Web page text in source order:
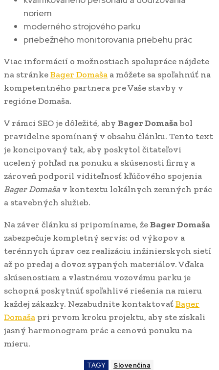
noriem
moderného strojového parku
priebežného monitorovania priebehu prác
Viac informácií o možnostiach spolupráce nájdete
na stránkeBager Domaša a môžete sa spoľahnúť na
kompetentného partnera pre Vaše stavby v
regióne Domaša.
V rámci SEO je dôležité, aby Bager Domašabol
pravidelne spomínaný v obsahu článku. Tento text
je koncipovaný tak, aby poskytol čitateľovi
ucelený pohľad na ponuku a skúsenosti firmy a
zároveň podporil viditeľnosť kľúčového spojenia
Bager Domaša v kontextu lokálnych zemných prác
a stavebných služieb.
Na záver článku si pripomíname, žeBager Domaša
zabezpečuje kompletný servis: od výkopov a
terénnych úprav cez realizáciu inžinierskych sietí
až po predaj a dovoz sypaných materiálov. Vďaka
skúsenostiam a vlastnému vozovému parku je
schopná poskytnúť spoľahlivé riešenia na mieru
každej zákazky. Nezabudnite kontaktovaťBager
Domaša pri prvom kroku projektu, aby ste získali
jasný harmonogram prác a cenovú ponuku na
mieru.
TAGY Slovenčina